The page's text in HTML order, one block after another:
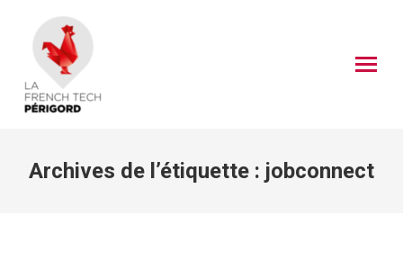
Archives de l’étiquette : jobconnect